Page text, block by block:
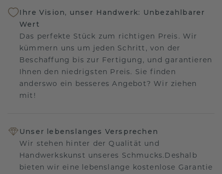
Ihre Vision, unser Handwerk: Unbezahlbarer
Wert
Das perfekte Stück zum richtigen Preis. Wir
kümmern uns um jeden Schritt, von der
Beschaffung bis zur Fertigung, und garantieren
Ihnen den niedrigsten Preis. Sie finden
anderswo ein besseres Angebot? Wir ziehen
mit!
Unser lebenslanges Versprechen
Wir stehen hinter der Qualität und
Handwerkskunst unseres Schmucks.Deshalb
bieten wir eine lebenslange kostenlose Garantie